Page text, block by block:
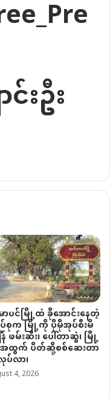
းဦး
ာပင်မြို့ထဲ ခိုအောင်းနေတဲ့
စုက မြို့ကို ပိုမိုအုပ်စီးမိ
ဖမ်းဆီး၊ ပေါ်တာဆွဲ၊ မြို့
ထွက် ပိတ်ဆို့စစ်ဆေးတာ
လာ၊
4, 2026